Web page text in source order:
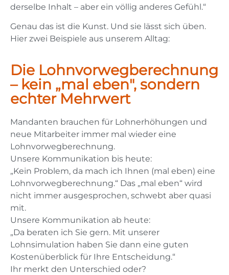
derselbe Inhalt – aber ein völlig anderes Gefühl.“
Genau das ist die Kunst. Und sie lässt sich üben.
Hier zwei Beispiele aus unserem Alltag:
Die Lohnvorwegberechnung
– kein „mal eben", sondern
echter Mehrwert
Mandanten brauchen für Lohnerhöhungen und
neue Mitarbeiter immer mal wieder eine
Lohnvorwegberechnung.
Unsere Kommunikation bis heute:
„Kein Problem, da mach ich Ihnen (mal eben) eine
Lohnvorwegberechnung.“ Das „mal eben“ wird
nicht immer ausgesprochen, schwebt aber quasi
mit.
Unsere Kommunikation ab heute:
„Da beraten ich Sie gern. Mit unserer
Lohnsimulation haben Sie dann eine guten
Kostenüberblick für Ihre Entscheidung.“
Ihr merkt den Unterschied oder?